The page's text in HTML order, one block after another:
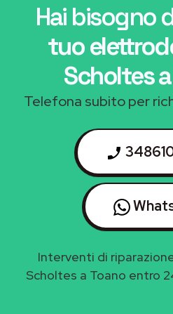
Hai bisogno
tuo
Scholtes
Telefona subito per
Interventi di
Scholtes a Toano entro